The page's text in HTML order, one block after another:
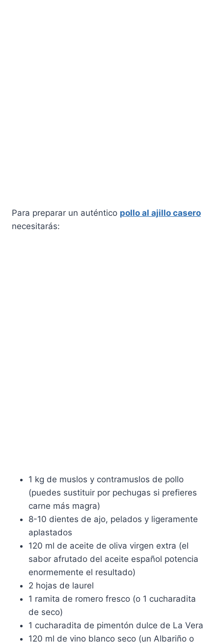
Para preparar un auténtico pollo al ajillo casero
necesitarás:
1 kg de muslos y contramuslos de pollo
(puedes sustituir por pechugas si prefieres
carne más magra)
8-10 dientes de ajo, pelados y ligeramente
aplastados
120 ml de aceite de oliva virgen extra (el
sabor afrutado del aceite español potencia
enormemente el resultado)
2 hojas de laurel
1 ramita de romero fresco (o 1 cucharadita
de seco)
1 cucharadita de pimentón dulce de La Vera
120 ml de vino blanco seco (un Albariño o